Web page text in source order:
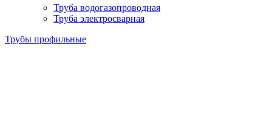
Труба водогазопроводная
Труба электросварная
Трубы профильные